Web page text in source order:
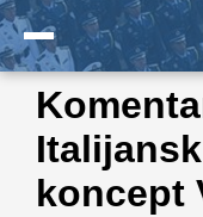
koncept